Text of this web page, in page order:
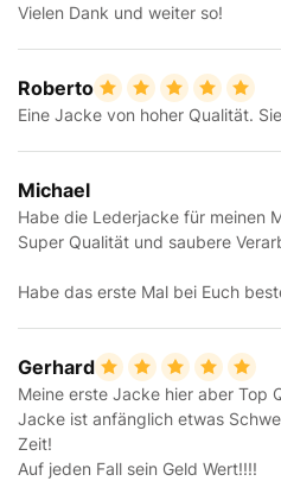
Vielen Dank und weiter so!
Roberto
Eine Jacke von hoher Qualität.
Michael
Habe die Lederjacke für meinen
Super Qualität und saubere
Habe das erste Mal bei Euch
Gerhard
Meine erste Jacke hier aber Top
Jacke ist anfänglich etwas
Zeit!
Auf jeden Fall sein Geld Wert!!!!